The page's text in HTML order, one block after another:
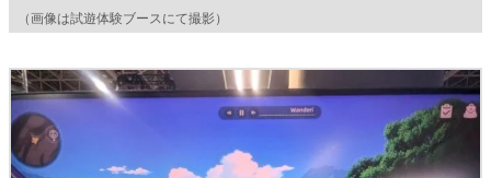
（画像は試遊体験ブースにて撮影）